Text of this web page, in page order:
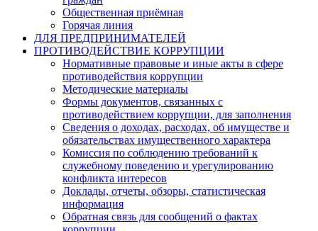
Общественная приёмная
Горячая линия
ДЛЯ ПРЕДПРИНИМАТЕЛЕЙ
ПРОТИВОДЕЙСТВИЕ КОРРУПЦИИ
Нормативные правовые и иные акты в сфере
противодействия коррупции
Методические материалы
Формы документов, связанных с
противодействием коррупции, для заполнения
Сведения о доходах, расходах, об имуществе и
обязательствах имущественного характера
Комиссия по соблюдению требований к
служебному поведению и урегулированию
конфликта интересов
Доклады, отчеты, обзоры, статистическая
информация
Обратная связь для сообщений о фактах